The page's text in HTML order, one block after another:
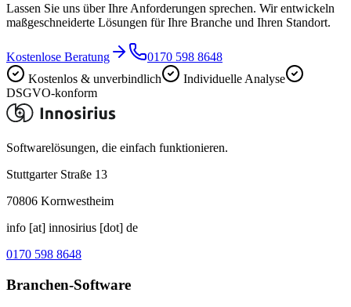
Lassen Sie uns über Ihre Anforderungen sprechen. Wir entwickeln
maßgeschneiderte Lösungen für Ihre Branche und Ihren Standort.
Kostenlose Beratung
0170 598 8648
Kostenlos & unverbindlich
Individuelle Analyse
DSGVO-konform
Softwarelösungen, die einfach funktionieren.
Stuttgarter Straße 13
70806 Kornwestheim
info [at] innosirius [dot] de
0170 598 8648
Branchen-Software